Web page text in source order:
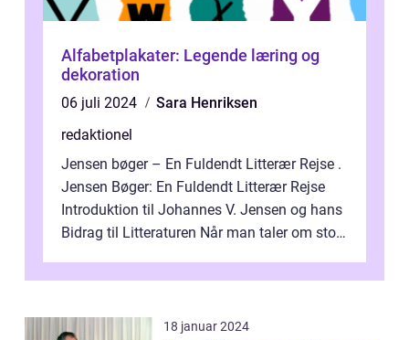
Alfabetplakater: Legende læring og
dekoration
06 juli 2024
Sara Henriksen
redaktionel
Jensen bøger – En Fuldendt Litterær Rejse .
Jensen Bøger: En Fuldendt Litterær Rejse
Introduktion til Johannes V. Jensen og hans
Bidrag til Litteraturen Når man taler om store
18 januar 2024